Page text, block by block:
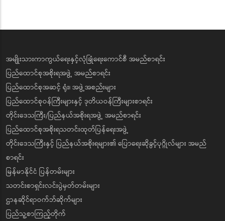
အမျိုးသားကာကွယ်ရေးနှင့်လုံခြုံရေးကောင်စီ အမည်စာရင်း
ပြည်ထောင်စုအစိုးရအဖွဲ့ အမည်စာရင်း
ပြည်ထောင်စုအဆင့် ရုံး၊ အဖွဲ့အစည်းများ
ပြည်ထောင်စုဝန်ကြီးများနှင့် ဒုတိယဝန်ကြီးများစာရင်း
တိုင်းဒေသကြီး/ပြည်နယ်အစိုးရအဖွဲ့ အမည်စာရင်း
ပြည်ထောင်စုအစိုးရသတင်းထုတ်ပြန်ရေးအဖွဲ့
တိုင်းဒေသကြီးနှင့် ပြည်နယ်အစိုးရများ၏ ပြောရေးဆိုခွင့်ပုဂ္ဂိုလ်များ အမည်
စာရင်း
မြန်မာနိုင်ငံ ပြန်တမ်းများ
သတင်းစာရှင်းလင်းပွဲမှတ်တမ်းများ
ဌာနဆိုင်ရာဝက်ဘ်ဆိုက်များ
ပြည်သူ့စာကြည့်တိုက်